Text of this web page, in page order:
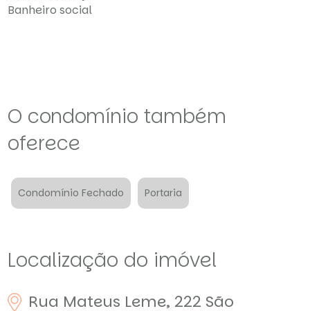
Banheiro social
O condomínio também
oferece
Condomínio Fechado Portaria
Localização do imóvel
Rua Mateus Leme, 222 São